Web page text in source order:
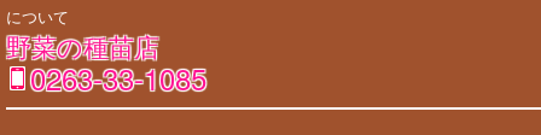
について
野菜の種苗店
0263-33-1085